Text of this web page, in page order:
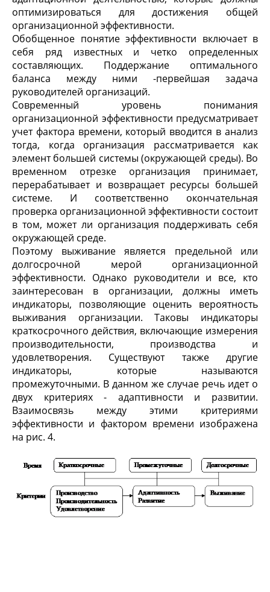
оптимизироваться для достижения общей
организационной эффективности.
Обобщенное понятие эффективности включает в
себя ряд известных и четко определенных
составляющих. Поддержание оптимального
баланса между ними -первейшая задача
руководителей организаций.
Современный уровень понимания
организационной эффективности предусматривает
учет фактора времени, который вводится в анализ
тогда, когда организация рассматривается как
элемент большей системы (окружающей среды). Во
временном отрезке организация принимает,
перерабатывает и возвращает ресурсы большей
системе. И соответственно окончательная
проверка организационной эффективности состоит
в том, может ли организация поддерживать себя
окружающей среде.
Поэтому выживание является предельной или
долгосрочной мерой организационной
эффективности. Однако руководители и все, кто
заинтересован в организации, должны иметь
индикаторы, позволяющие оценить вероятность
выживания организации. Таковы индикаторы
краткосрочного действия, включающие измерения
производительности, производства и
удовлетворения. Существуют также другие
индикаторы, которые называются
промежуточными. В данном же случае речь идет о
двух критериях - адаптивности и развитии.
Взаимосвязь между этими критериями
эффективности и фактором времени изображена
на рис. 4.